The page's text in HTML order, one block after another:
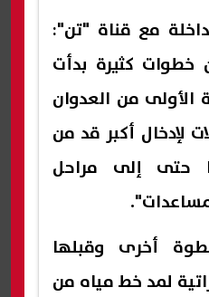
مع قناة "تن":
كثيرة بدأت
الأولى من العدوان
لإدخال أكبر قد من
حتى إلى مراحل
أخرى وقبلها
لمد خط مياه من